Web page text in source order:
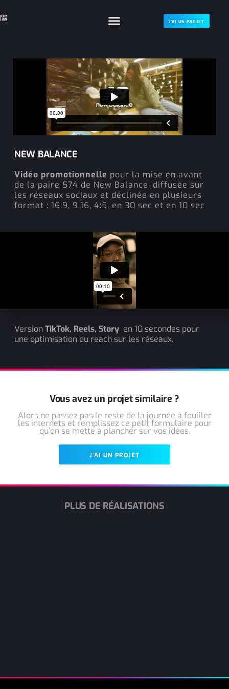
J'AI UN PROJET
NEW BALANCE
Vidéo promotionnelle pour la mise en avant
de la paire 574 de New Balance, diffusée sur
les réseaux sociaux et déclinée en plusieurs
format : 16:9, 9:16, 4:5, en 30 sec et en 10 sec
VersionTikTok, Reels, Story en 10 secondes pour
une optimisation du reach sur les réseaux.
Vous avez un projet similaire ?
Alors ne passez pas le reste de la journée à fouiller
les internets et remplissez ce petit formulaire pour
qu’on se mette à plancher sur vos idées.
J'AI UN PROJET
PLUS DE RÉALISATIONS